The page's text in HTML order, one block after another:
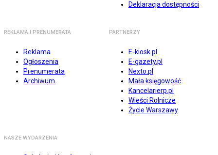
Deklaracja dostępności
REKLAMA I PRENUMERATA
Reklama
Ogłoszenia
Prenumerata
Archiwum
PARTNERZY
E-kiosk.pl
E-gazety.pl
Nexto.pl
Mała księgowość
Kancelarierp.pl
Wieści Rolnicze
Życie Warszawy
NASZE WYDARZENIA